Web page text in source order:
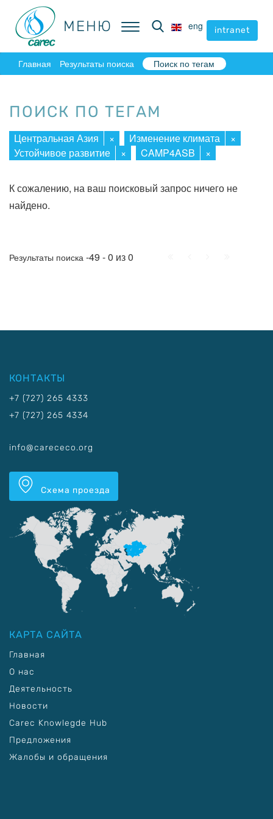
МЕНЮ eng intranet
МЕНЮ eng intranet
Главная Результаты поиска Поиск по тегам
ПОИСК ПО ТЕГАМ
Центральная Азия × Изменение климата
×
Устойчивое развитие
× CAMP4ASB ×
К сожалению, на ваш поисковый запрос ничего не
найдено.
Результаты поиска -49 - 0 из 0
КОНТАКТЫ
+7 (727) 265 4333
+7 (727) 265 4334
info@carececo.org
Схема проезда
КАРТА САЙТА
Главная
О нас
Деятельность
Новости
Carec Knowlegde Hub
Предложения
Жалобы и обращения